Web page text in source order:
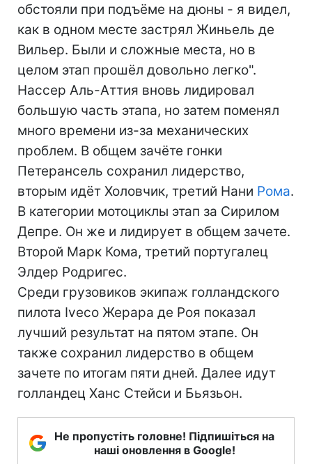
обстояли при подъёме на дюны - я видел,
как в одном месте застрял Жиньель де
Вильер. Были и сложные места, но в
целом этап прошёл довольно легко".
Нассер Аль-Аттия вновь лидировал
большую часть этапа, но затем поменял
много времени из-за механических
проблем. В общем зачёте гонки
Петерансель сохранил лидерство,
вторым идёт Холовчик, третий Нани Рома.
В категории мотоциклы этап за Сирилом
Депре. Он же и лидирует в общем зачете.
Второй Марк Кома, третий португалец
Элдер Родригес.
Среди грузовиков экипаж голландского
пилота Iveco Жерара де Роя показал
лучший результат на пятом этапе. Он
также сохранил лидерство в общем
зачете по итогам пяти дней. Далее идут
голландец Ханс Стейси и Бьязьон.
Не пропустіть головне! Підпишіться на
наші оновлення в Google!